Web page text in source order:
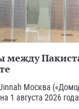
между
Москва
1 августа 2026 года.